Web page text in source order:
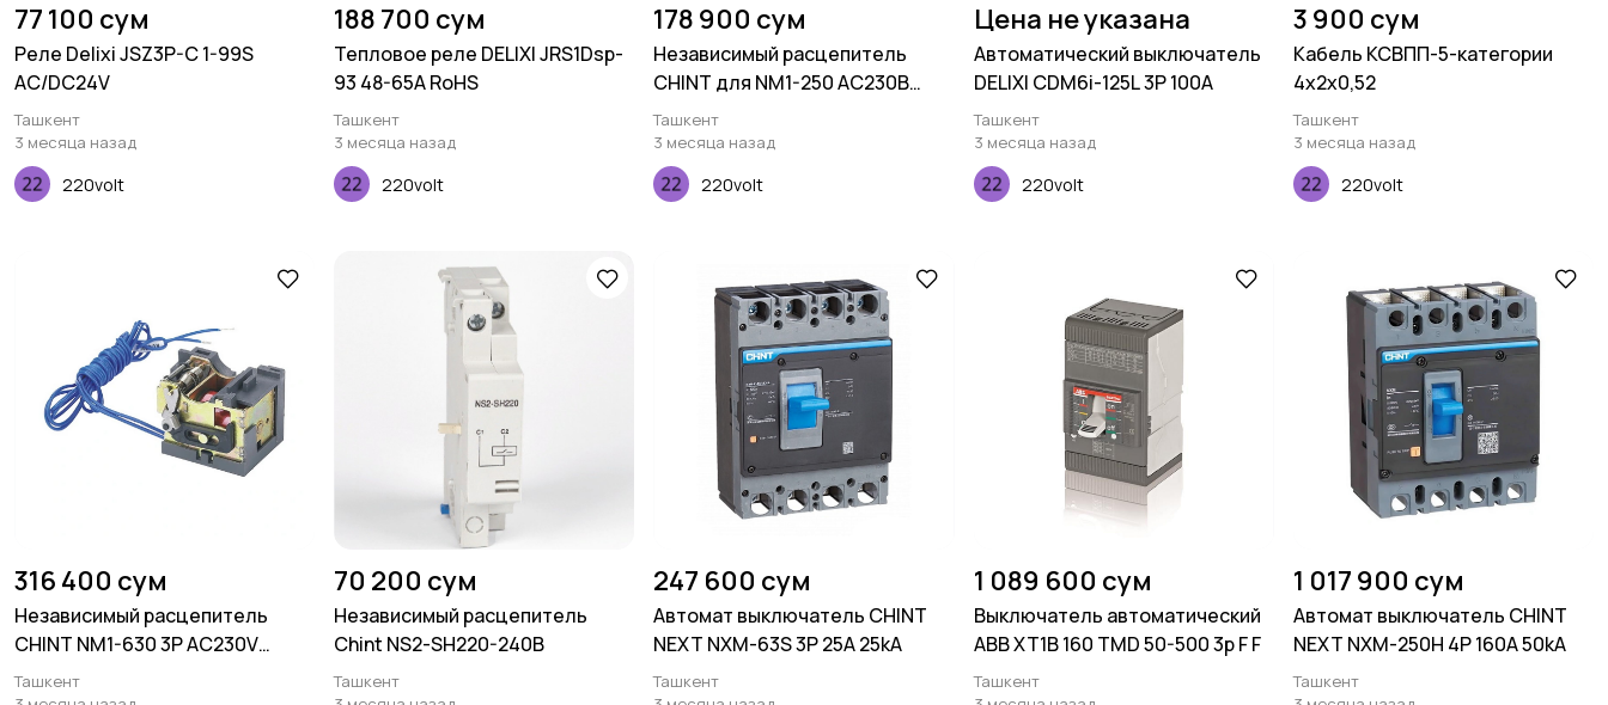
77 100 сум
Реле Delixi JSZ3P-C 1-99S
AC/DC24V
Ташкент
3 месяца назад
220volt
188 700 сум
Тепловое реле DELIXI JRS1Dsp-
93 48-65A RoHS
Ташкент
3 месяца назад
220volt
178 900 сум
Независимый расцепитель
CHINT для NM1-250 AC230В
(правый)
Ташкент
3 месяца назад
220volt
Цена не указана
Автоматический выключатель
DELIXI CDM6i-125L 3P 100A
Ташкент
3 месяца назад
220volt
3 900 сум
Кабель КСВПП-5-категории
4х2х0,52
Ташкент
3 месяца назад
220volt
316 400 сум
Независимый расцепитель
CHINT NM1-630 3P AC230V
(право)
Ташкент
70 200 сум
Независимый расцепитель
Chint NS2-SH220-240B
Ташкент
247 600 сум
Автомат выключатель CHINT
NEXT NXM-63S 3P 25A 25kA
Ташкент
1 089 600 сум
Выключатель автоматический
ABB XT1B 160 TMD 50-500 3p F F
Ташкент
1 017 900 сум
Автомат выключатель CHINT
NEXT NXM-250H 4P 160A 50kA
Ташкент